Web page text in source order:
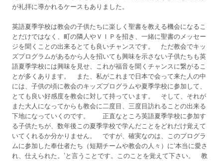
が礼拝に導かれるケースもありました。
英語夏季学校は教会の子供たちに楽しく聖書を教える機会になるこ
とだけではなく、町の隣人やＶＩＰを招き、一緒に聖書のメッセー
ジを聞くことの出来るとても良いチャンスです。 ただ教会でキッ
ズプログラムがあるから人を招いても興味を示さない子供たちも英
語夏季学校には興味を見せ、これが福音を聞くチャンスに繋がるこ
とが多くあります。 また、私がこれまで日本で会って来た人の中
には、子供の頃に教会のキッズプログラムや夏季学校に参加して、
とても良い好感度を教会に対して持っています。 そして、それが
また大人になってからも教会に二度目、三度目訪れることの出来る
下地になっていくのです。 正直なところ英語夏季学校に参加す
る子供たちが、数年後この夏季学校で学んだことをどれだけ覚えて
いてくれるか分かりません。 ですが、確実なのは、このプログラ
ムに参加した奉仕者たち（短期チームや教会の人々）に‘本当に愛さ
れ、仕えられた。’と言うことです。このことを覚えて下さい。 教